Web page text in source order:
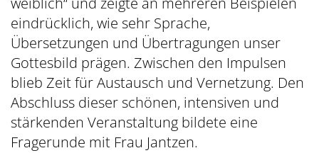
eindrücklich, wie sehr Sprache,
Übersetzungen und Übertragungen unser
Gottesbild prägen. Zwischen den Impulsen
blieb Zeit für Austausch und Vernetzung. Den
Abschluss dieser schönen, intensiven und
stärkenden Veranstaltung bildete eine
Fragerunde mit Frau Jantzen.